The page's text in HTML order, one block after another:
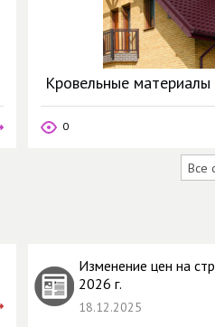
Кровельные
0
Все
Изменение цен на
2026 г.
18.12.2025